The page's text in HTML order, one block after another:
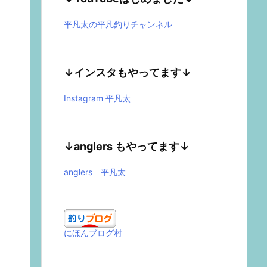
平凡太の平凡釣りチャンネル
↓インスタもやってます↓
Instagram 平凡太
↓anglers もやってます↓
anglers 平凡太
にほんブログ村